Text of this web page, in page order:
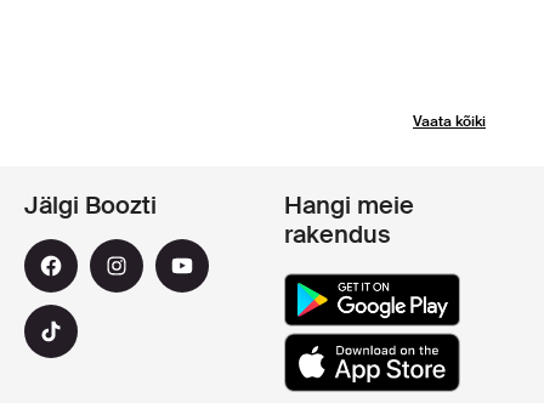
Vaata kõiki
Jälgi Boozti
Hangi meie
rakendus